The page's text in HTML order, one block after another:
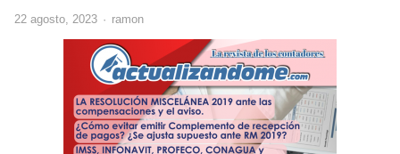
22 agosto, 2023 Author
ramon